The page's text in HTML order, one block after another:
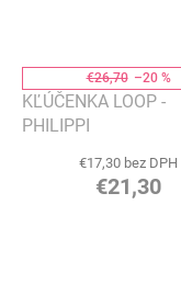
€26,70 –20 %
KĽÚČENKA LOOP -
PHILIPPI
€17,30 bez DPH
€21,30